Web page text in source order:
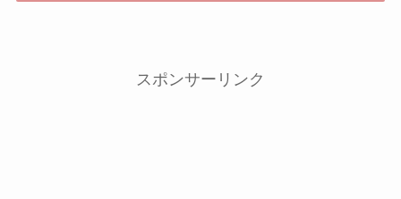
スポンサーリンク